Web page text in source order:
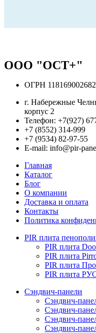
ООО "ОСТ+"
ОГРН
г. Набережные
корпус 2
Телефон: +7(927)
+7 (8552) 314-999
+7 (9534) 82-97-55
E-mail: info@pir-
Главная
Каталог
Блог
О компании
Доставка и оплата
Контакты
Политика
PIR плита
PIR плита
PIR плита
PIR плита
PIR плита
Сэндвич-панели
Сэндвич-
Сэндвич-
Сэндвич-
Сэндвич-